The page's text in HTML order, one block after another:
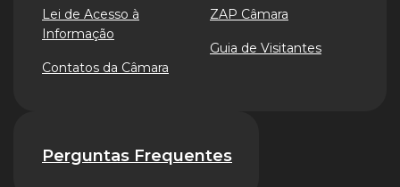
Lei de Acesso à
Informação
Contatos da Câmara
ZAP Câmara
Guia de Visitantes
Perguntas Frequentes